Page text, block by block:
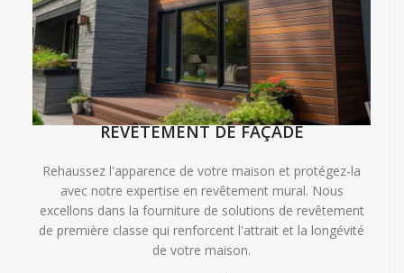
REVÊTEMENT DE FAÇADE
Rehaussez l'apparence de votre maison et protégez-la
avec notre expertise en revêtement mural. Nous
excellons dans la fourniture de solutions de revêtement
de première classe qui renforcent l'attrait et la longévité
de votre maison.